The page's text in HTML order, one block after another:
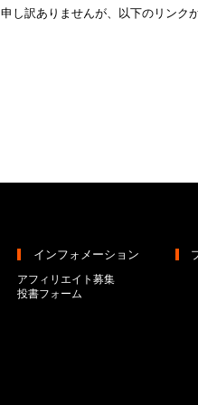
申し訳ありませんが、以下のリンク
インフォメーション
アフィリエイト募集
投書フォーム